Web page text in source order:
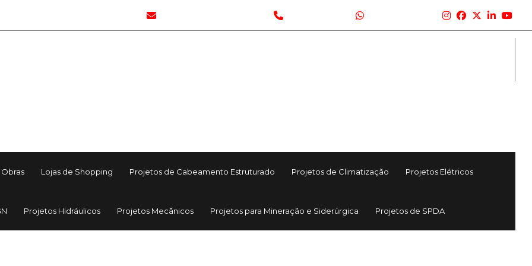
Lojas de Shopping Projetos de Cabeamento Estruturado Projetos de Climatização Projetos Elétricos
Projetos Hidráulicos Projetos Mecânicos Projetos para Mineração e Siderúrgica Projetos de SPDA